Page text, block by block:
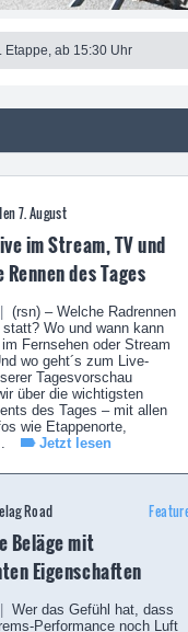
bekam Liane Lippert
2026 selbst die
lesen
Etappe, ab 15:30 Uhr
7. August
im Stream, TV und
des Tages
(rsn) – Welche Radrennen
Wo und wann kann
Fernsehen oder Stream
wo geht´s zum Live-
Tagesvorschau
über die wichtigsten
des Tages – mit allen
wie Etappenorte,
Jetzt lesen
Road
Beläge mit
Eigenschaften
Wer das Gefühl hat, dass
Performance noch Luft